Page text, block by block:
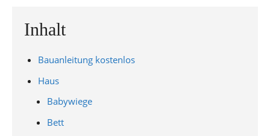
Inhalt
Bauanleitung kostenlos
Haus
Babywiege
Bett